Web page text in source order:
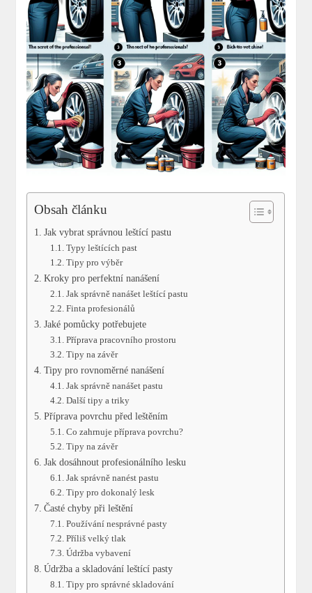
Obsah článku
Jak vybrat správnou leštící pastu
Typy leštících past
Tipy pro výběr
Kroky pro perfektní nanášení
Jak správně nanášet leštící pastu
Finta profesionálů
Jaké pomůcky potřebujete
Příprava pracovního prostoru
Tipy na závěr
Tipy pro rovnoměrné nanášení
Jak správně nanášet pastu
Další tipy a triky
Příprava povrchu před leštěním
Co zahrnuje příprava povrchu?
Tipy na závěr
Jak dosáhnout profesionálního lesku
Jak správně nanést pastu
Tipy pro dokonalý lesk
Časté chyby při leštění
Používání nesprávné pasty
Příliš velký tlak
Údržba vybavení
Údržba a skladování leštící pasty
Tipy pro správné skladování